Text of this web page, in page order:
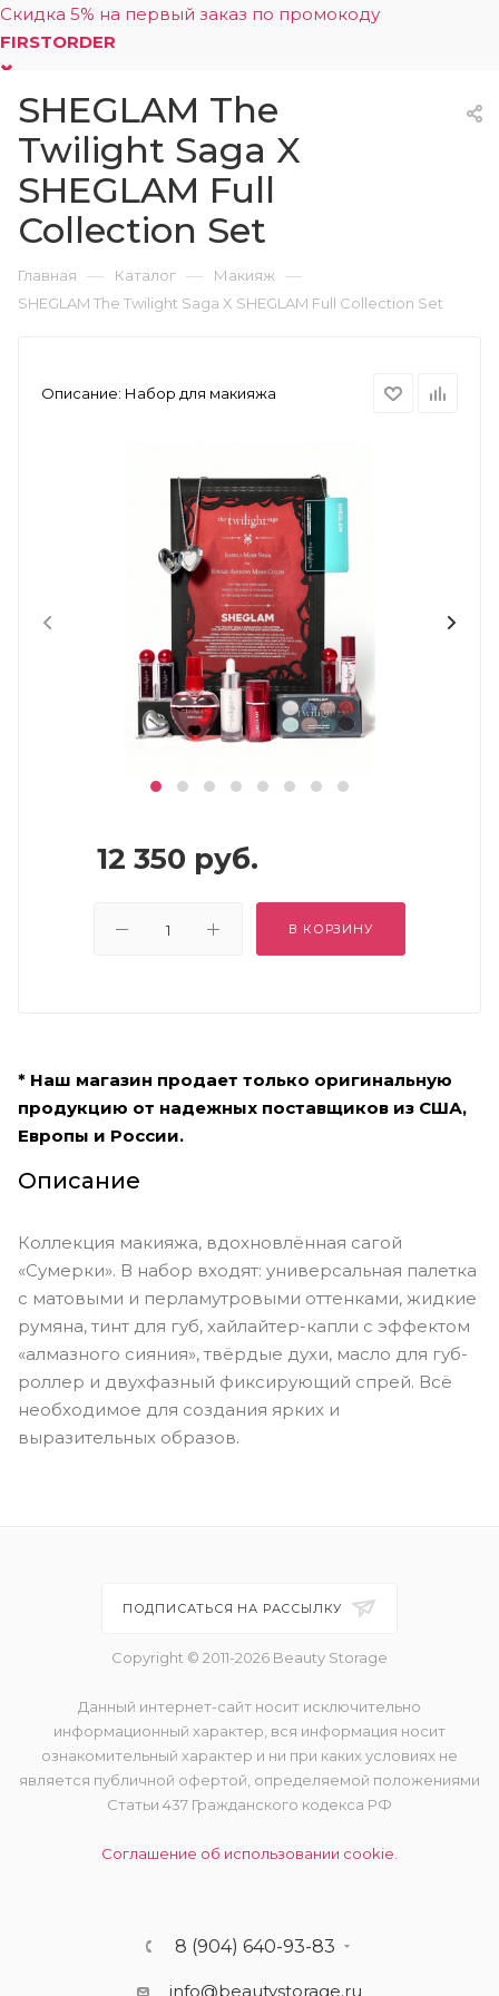
Скидка 5% на первый заказ по промокоду
FIRSTORDER
0
SHEGLAM The
Twilight Saga X
SHEGLAM Full
Collection Set
Главная — Каталог — Макияж —
SHEGLAM The Twilight Saga X SHEGLAM Full Collection Set
Описание: Набор для макияжа
12 350 руб.
В КОРЗИНУ
* Наш магазин продает только оригинальную
продукцию от надежных поставщиков из США,
Европы и России.
Описание
Коллекция макияжа, вдохновлённая сагой
«Сумерки». В набор входят: универсальная палетка
с матовыми и перламутровыми оттенками, жидкие
румяна, тинт для губ, хайлайтер-капли с эффектом
«алмазного сияния», твёрдые духи, масло для губ-
роллер и двухфазный фиксирующий спрей. Всё
необходимое для создания ярких и
выразительных образов.
ПОДПИСАТЬСЯ НА РАССЫЛКУ
Copyright © 2011-2026 Beauty Storage
Данный интернет-сайт носит исключительно
информационный характер, вся информация носит
ознакомительный характер и ни при каких условиях не
является публичной офертой, определяемой положениями
Статьи 437 Гражданского кодекса РФ
Соглашение об использовании cookie.
8 (904) 640-93-83
info@beautystorage.ru